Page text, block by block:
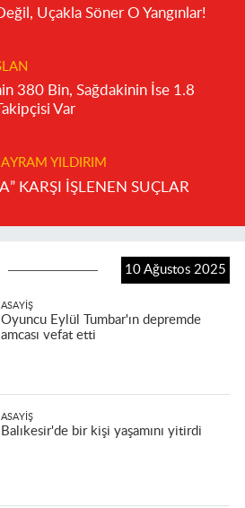
Uçakla Söner O Yangınlar!
380 Bin, Sağdakinin İse 1.8
Var
YILDIRIM
KARŞI İŞLENEN SUÇLAR
10 Ağustos 2025
ASAYIŞ
Oyuncu Eylül Tumbar'ın depremde
amcası vefat etti
ASAYIŞ
Balıkesir'de bir kişi yaşamını yitirdi